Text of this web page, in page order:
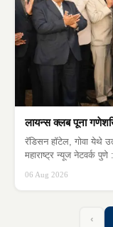
लायन्स क्लब पूना
रॅडिसन हॉटेल, गोवा येथे
महाराष्ट्र न्यूज नेटवर्क
06 Aug 2026
‹